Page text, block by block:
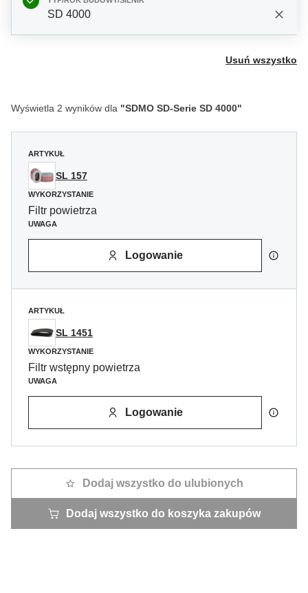
SD 4000
Usuń wszystko
Wyświetla 2 wyników dla "SDMO SD-Serie SD 4000"
ARTYKUŁ
SL 157
WYKORZYSTANIE
Filtr powietrza
UWAGA
Logowanie
ARTYKUŁ
SL 1451
WYKORZYSTANIE
Filtr wstępny powietrza
UWAGA
Logowanie
Dodaj wszystko do ulubionych
Dodaj wszystko do koszyka zakupów